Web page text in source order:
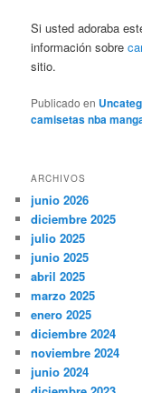
Si usted adoraba
información sobre
sitio.
Publicado en
camisetas nba
ARCHIVOS
junio 2026
diciembre 2025
julio 2025
junio 2025
abril 2025
marzo 2025
enero 2025
diciembre 2024
noviembre 2024
junio 2024